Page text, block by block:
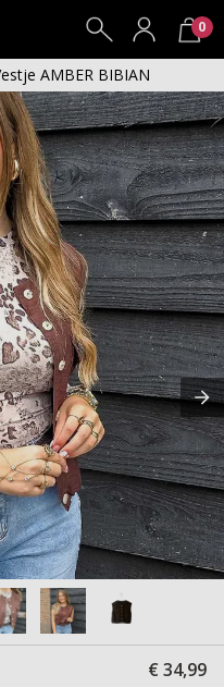
0
Vestje AMBER BIBIAN
€ 34,99